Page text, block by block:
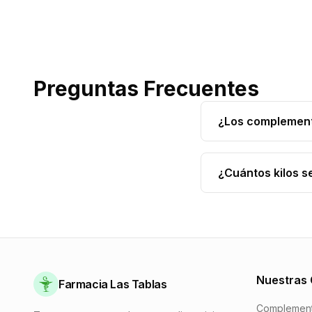
Preguntas Frecuentes
¿Los
Los
estimulando el
¿Cuántos kilos
al mes
Farmacia Las Tablas Nuestras